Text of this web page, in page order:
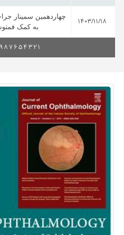
1403/11/18
چهاردهمین سمینار
به کمک
1
2
3
4
5
6
7
8